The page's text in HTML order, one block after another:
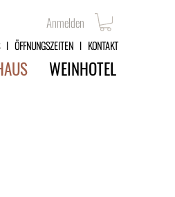
WEINHOTEL
l ÖFFNUNGSZEITEN l KONTAKT
Anmelden